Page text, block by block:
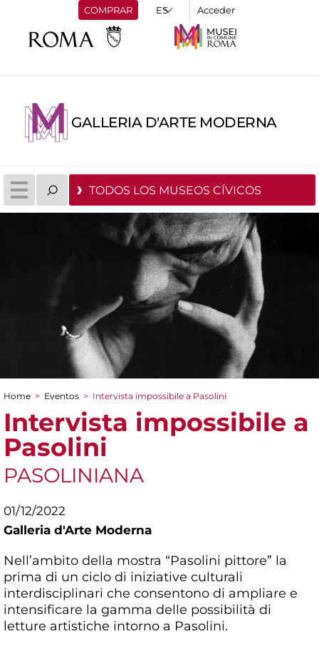
COMPRAR Acceder
GALLERIA D'ARTE MODERNA
TODOS LOS MUSEOS CÍVICOS
You are here
Home > Eventos > Intervista impossibile a Pasolini
Intervista impossibile a
Pasolini
PASOLINIANA
01/12/2022
Galleria d'Arte Moderna
Nell’ambito della mostra “Pasolini pittore” la
prima di un ciclo di iniziative culturali
interdisciplinari che consentono di ampliare e
intensificare la gamma delle possibilità di
letture artistiche intorno a Pasolini.